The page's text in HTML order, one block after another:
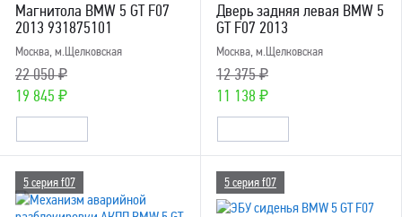
Магнитола BMW 5 GT F07
2013 931875101
Москва, м.Щелковская
22 050 ₽
19 845 ₽
Дверь задняя левая BMW 5
GT F07 2013
Москва, м.Щелковская
12 375 ₽
11 138 ₽
5 серия f07 5 серия f07